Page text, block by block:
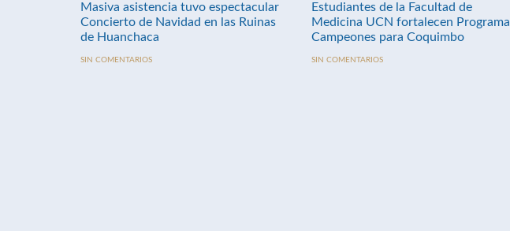
Masiva asistencia tuvo espectacular
Concierto de Navidad en las Ruinas
de Huanchaca
SIN COMENTARIOS
Estudiantes de la Facultad de
Medicina UCN fortalecen Programa
Campeones para Coquimbo
SIN COMENTARIOS